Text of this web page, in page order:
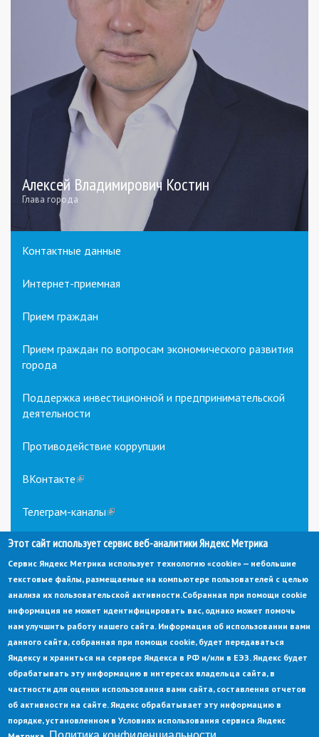
Алексей Владимирович Костин
Глава города
Контактные данные
Интернет-приемная
Прием граждан
Прием граждан по вопросам экономического развития
города
Поддержка инвестиционной и предпринимательской
деятельности
Противодействие коррупции
ВКонтакте(link
external)
Телеграм-каналы(link
external)
© Администрация города Заречный
Электронная почта:
adm@zarechny.zato.ru
sends
e-
mail)
Пензенская обл, г. Заречный, пр-кт. 30-летия Победы, д. 27, 442960
При публикации материалов сайта ссылка на источник обязательна.
Этот сайт использует сервис веб-аналитики Яндекс Метрика
Сервис Яндекс Метрика использует технологию «cookie» — небольшие
текстовые файлы, размещаемые на компьютере пользователей с целью
анализа их пользовательской активности.Собранная при помощи cookie
информация не может идентифицировать вас, однако может помочь
нам улучшить работу нашего сайта. Информация об использовании вами
данного сайта, собранная при помощи cookie, будет передаваться
Яндексу и храниться на сервере Яндекса в РФ и/или в ЕЭЗ. Яндекс будет
обрабатывать эту информацию в интересах владельца сайта, в
частности для оценки использования вами сайта, составления отчетов
об активности на сайте. Яндекс обрабатывает эту информацию в
порядке, установленном в Условиях использования сервиса Яндекс